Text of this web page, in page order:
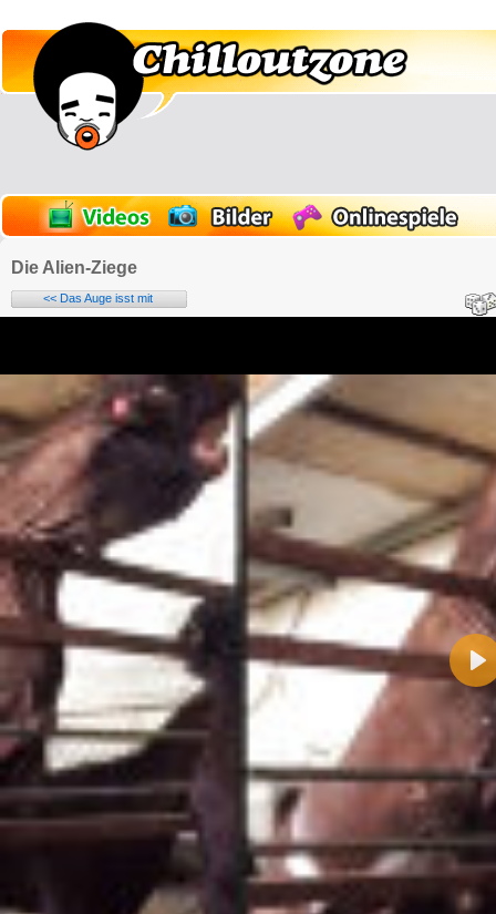
Die Alien-Ziege
<< Das Auge isst mit
Name:
E-Mail-Adresse (optional):
Alle HTML-Tags außer <br>, <strike> und <i> werden aus Deinem Kommentar entfernt.